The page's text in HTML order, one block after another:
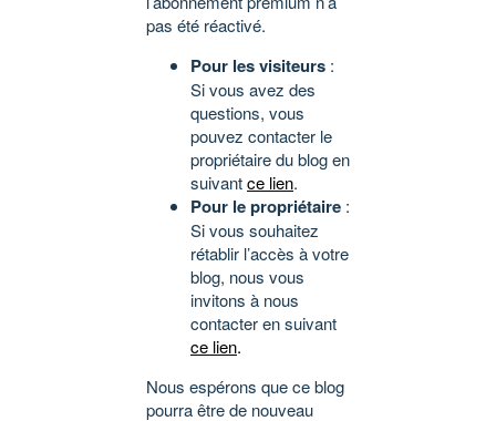
pas été réactivé.
Pour les visiteurs :
Si vous avez des
questions, vous
pouvez contacter le
propriétaire du blog en
suivantce lien.
Pour le propriétaire :
Si vous souhaitez
rétablir l’accès à votre
blog, nous vous
invitons à nous
contacter en suivant
ce lien.
Nous espérons que ce blog
pourra être de nouveau